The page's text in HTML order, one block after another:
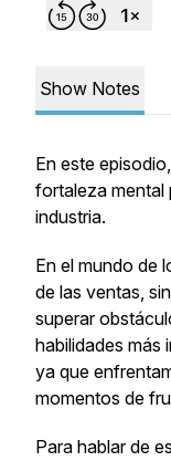
Show Notes
En este
fortaleza mental
industria.
En el mundo de
de las ventas,
superar
habilidades más
ya que
momentos de
Para hablar de